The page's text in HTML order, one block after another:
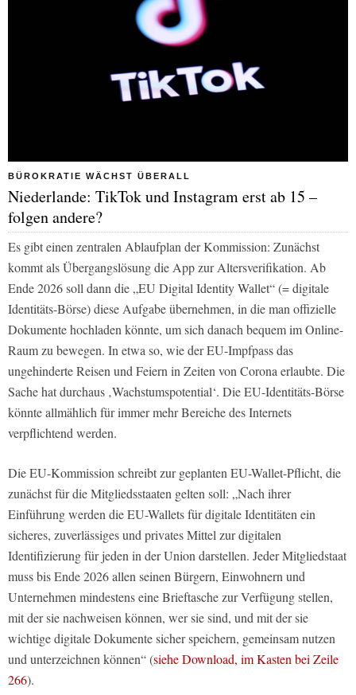
BÜROKRATIE WÄCHST ÜBERALL
Niederlande: TikTok und Instagram erst ab 15 –
folgen andere?
Es gibt einen zentralen Ablaufplan der Kommission: Zunächst
kommt als Übergangslösung die App zur Altersverifikation. Ab
Ende 2026 soll dann die „EU Digital Identity Wallet“ (= digitale
Identitäts-Börse) diese Aufgabe übernehmen, in die man offizielle
Dokumente hochladen könnte, um sich danach bequem im Online-
Raum zu bewegen. In etwa so, wie der EU-Impfpass das
ungehinderte Reisen und Feiern in Zeiten von Corona erlaubte. Die
Sache hat durchaus ‚Wachstumspotential‘. Die EU-Identitäts-Börse
könnte allmählich für immer mehr Bereiche des Internets
verpflichtend werden.
Die EU-Kommission schreibt zur geplanten EU-Wallet-Pflicht, die
zunächst für die Mitgliedsstaaten gelten soll: „Nach ihrer
Einführung werden die EU-Wallets für digitale Identitäten ein
sicheres, zuverlässiges und privates Mittel zur digitalen
Identifizierung für jeden in der Union darstellen. Jeder Mitgliedstaat
muss bis Ende 2026 allen seinen Bürgern, Einwohnern und
Unternehmen mindestens eine Brieftasche zur Verfügung stellen,
mit der sie nachweisen können, wer sie sind, und mit der sie
wichtige digitale Dokumente sicher speichern, gemeinsam nutzen
und unterzeichnen können“ (siehe Download, im Kasten bei Zeile
266).